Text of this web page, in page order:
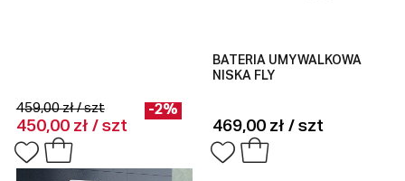
459,00 zł / szt
450,00 zł / szt
-2%
BATERIA UMYWALKOWA
NISKA FLY
469,00 zł / szt